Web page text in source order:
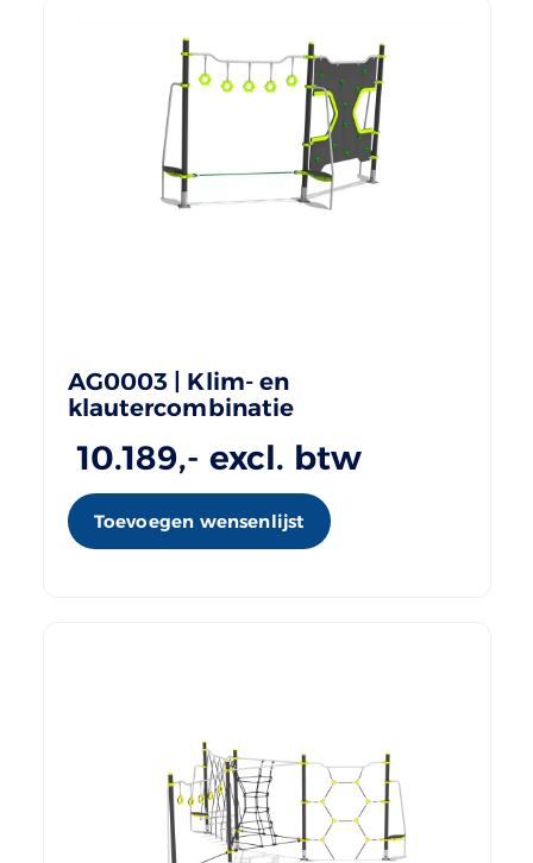
AG0003 | Klim- en
klautercombinatie
10.189,- excl. btw
Toevoegen wensenlijst